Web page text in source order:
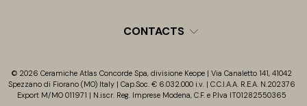
CONTACTS
© 2026 Ceramiche Atlas Concorde Spa, divisione Keope | Via Canaletto 141, 41042
Spezzano di Fiorano (MO) Italy | Cap.Soc. € 6.032.000 i.v. | C.C.I.A.A. R.E.A. N.202376
Export M/MO 011971 | N.iscr. Reg. Imprese Modena, C.F. e P.Iva IT01282550365